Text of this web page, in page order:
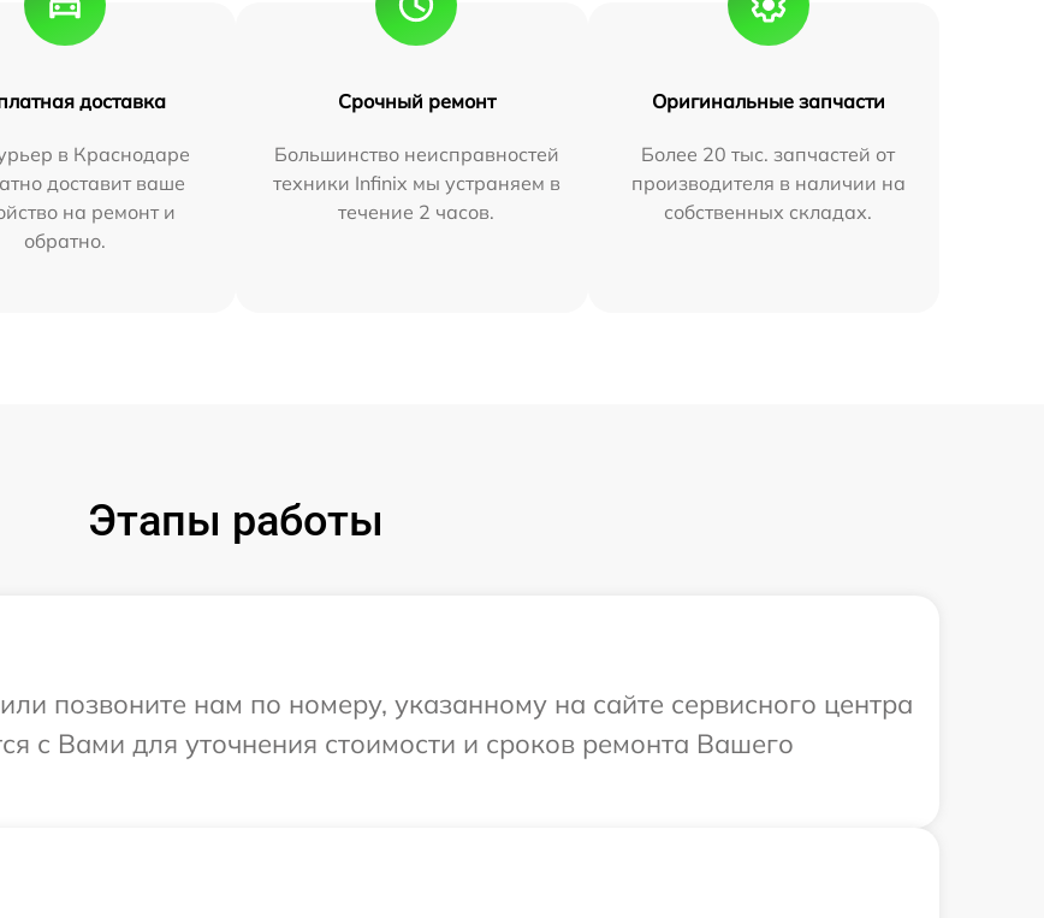
доставка
в Краснодаре
доставит ваше
на ремонт и
обратно.
Срочный ремонт
Большинство неисправностей
техники Infinix мы устраняем в
течение 2 часов.
Оригинальные запчасти
Более 20 тыс. запчастей от
производителя в наличии на
собственных складах.
Этапы работы
позвоните нам по номеру, указанному на сайте сервисного центра
с Вами для уточнения стоимости и сроков ремонта Вашего